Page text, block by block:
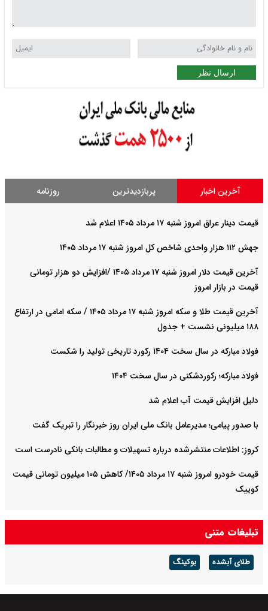
ارسال نظر
آخرین اخبار پربازدیدترین روزنامه
قیمت دینار عراق امروز شنبه ۱۷ مرداد ۱۴۰۵ اعلام شد
جهش ۱۱۲ هزار واحدی شاخص کل امروز شنبه ۱۷ مرداد ۱۴۰۵
آخرین قیمت دلار امروز شنبه ۱۷ مرداد ۱۴۰۵ /افزایش دو هزار تومانی
قیمت در بازار امروز
آخرین قیمت طلا و سکه امروز شنبه ۱۷ مرداد ۱۴۰۵ / سکه امامی در ارتفاع
۱۸۸ میلیونی نشست + جدول
فولاد مبارکه در سال سخت ۱۴۰۴ رکورد تاریخی تولید را شکست
فولاد مبارکه؛ رکوردشکنی در سال سخت ۱۴۰۴
دلیل افزایش قیمت آب اعلام شد
با صدور پیامی؛ مدیرعامل بانک ملی ایران روز خبرنگار را تبریک گفت
کروز: اطلاعات منتشرشده درباره تسهیلات و مطالبات بانکی نادرست است
قیمت خودرو امروز شنبه ۱۷ مرداد ۱۴۰۵/ کاهش ۱۰۵ میلیون تومانی قیمت
کوییک
تبلیغات متنی
طلای آبشده بوکینگ